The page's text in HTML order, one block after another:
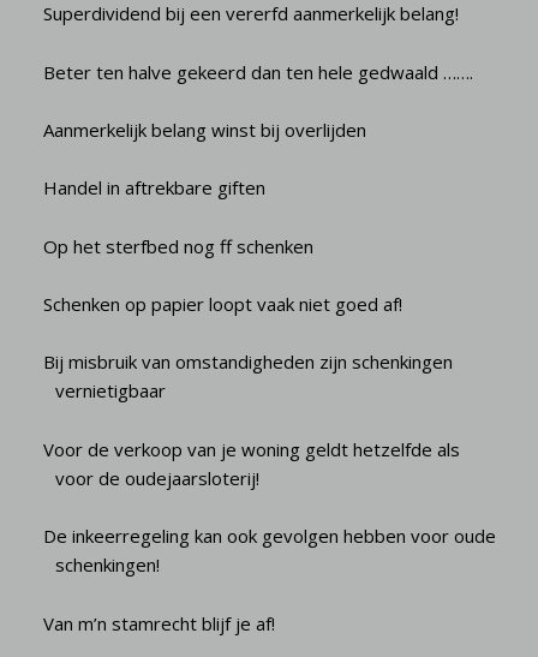
Superdividend bij een vererfd aanmerkelijk belang!
Beter ten halve gekeerd dan ten hele gedwaald …….
Aanmerkelijk belang winst bij overlijden
Handel in aftrekbare giften
Op het sterfbed nog ff schenken
Schenken op papier loopt vaak niet goed af!
Bij misbruik van omstandigheden zijn schenkingen
vernietigbaar
Voor de verkoop van je woning geldt hetzelfde als
voor de oudejaarsloterij!
De inkeerregeling kan ook gevolgen hebben voor oude
schenkingen!
Van m’n stamrecht blijf je af!